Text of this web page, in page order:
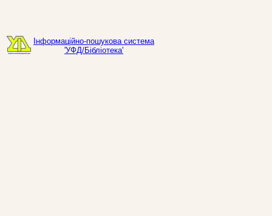
Інформаційно-пошукова система
'УФД/Бібліотека'